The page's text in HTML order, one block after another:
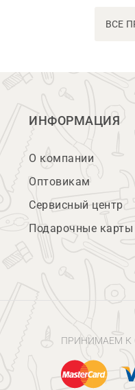
ВСЕ
ИНФОРМАЦИЯ
О компании
Оптовикам
Сервисный центр
Подарочные карты
ПРИНИМАЕМ К